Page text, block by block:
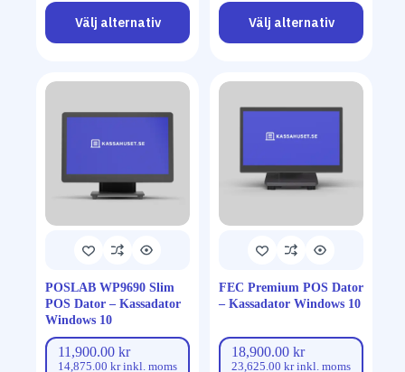
Välj alternativ Välj alternativ
POSLAB WP9690 Slim
POS Dator – Kassadator
Windows 10
11,900.00 kr
14,875.00 krinkl. moms
FEC Premium POS Dator
– Kassadator Windows 10
18,900.00kr
23,625.00krinkl. moms